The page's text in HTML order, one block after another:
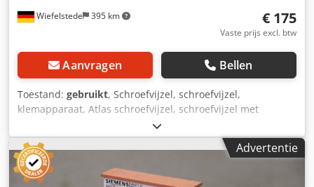
Wiefelstede 395 km € 175
Vaste prijs excl. btw
Aanvragen Bellen
Toestand: gebruikt, Schroefvijzel, schroefvijzel,
klemapparaat, Atlas schroefvijzel, schroefvijzel met
schroefdraad, klemgereedschap, schroefdraadsteun, -
Verstelling via trapeziumdraad -verstelbereik: 375 - 605
mm -Aantal: 1 stuk -Afmetingen: 185/185/H375 mm -
Gewicht: 19,3 kg Codsqz Akbepfx Apdorf
Advertentie